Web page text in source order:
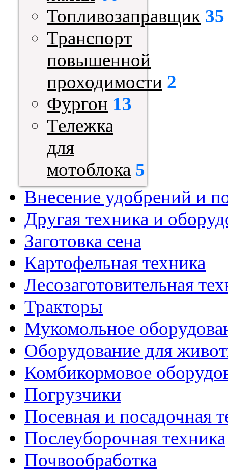
Топливозаправщик 35
Транспорт
повышенной
проходимости 2
Фургон 13
Тележка
для
мотоблока 5
Внесение удобрений и
Другая техника и
Заготовка сена
Картофельная техника
Лесозаготовительная
Тракторы
Мукомольное
Оборудование для
Комбикормовое
Погрузчики
Посевная и посадочная
Послеуборочная техника
Почвообработка